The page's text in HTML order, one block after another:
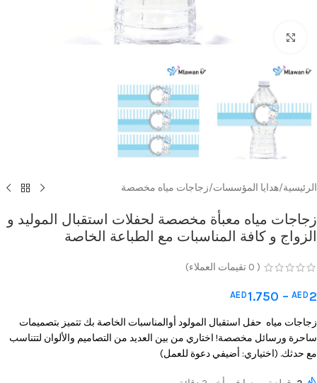
Click to enlarge
الرئيسية/هدايا المؤسسات/زجاجات مياه مخصصة
زجاجات مياه معبأة مخصصة لحفلات استقبال الموليد و
الزواج و كافة المناسبات مع الطباعة الخاصة
(
0 تقيمات العملاء)
AED 2
–
AED 1.750
زجاجات مياه حفل استقبال المولود أوالمناسبات الخاصة بك تتميز بتصميمات
ساحرة ورسائل مخصصة! اختاري من بين العديد من التصاميم والألوان لتتناسب
مع حدثك. (اختياري: أضيفي دعوة للعمل)